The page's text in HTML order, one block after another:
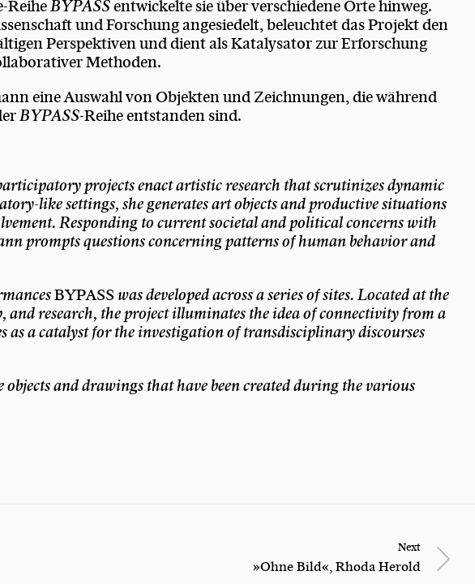
ReiheBYPASSentwickelte sie über verschiedene Orte hinweg.
und Forschung angesiedelt, beleuchtet das Projekt den
Perspektiven und dient als Katalysator zur Erforschung
Methoden.
eine Auswahl von Objekten und Zeichnungen, die während
BYPASS-Reihe entstanden sind.
projects enact artistic research that scrutinizes dynamic
like settings, she generates art objects and productive situations
Responding to current societal and political concerns with
prompts questions concerning patterns of human behavior and
BYPASS was developed across a series of sites. Located at the
and research, the project illuminates the idea of connectivity from a
as a catalyst for the investigation of transdisciplinary discourses
and drawings that have been created during the various
Next
»Ohne Bild«, Rhoda Herold